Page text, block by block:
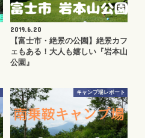
2019.6.20
【富士市・絶景の公園】絶景カフ
ェもある！大人も嬉しい『岩本山
公園』
キャンプ場レポート